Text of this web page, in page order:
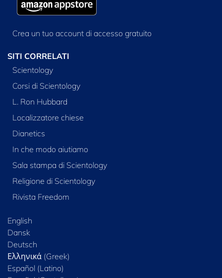
Crea un tuo account di accesso gratuito
SITI CORRELATI
Scientology
Corsi di Scientology
L. Ron Hubbard
Localizzatore chiese
Dianetics
In che modo aiutiamo
Sala stampa di Scientology
Religione di Scientology
Rivista Freedom
English
Dansk
Deutsch
Ελληνικά (Greek)
Español (Latino)